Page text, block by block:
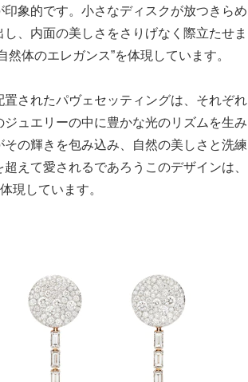
象的です。小さなディスクが放つきらめ
、内面の美しさをさりげなく際立たせま
体のエレガンス”を体現しています。
されたパヴェセッティングは、それぞれ
ュエリーの中に豊かな光のリズムを生み
の輝きを包み込み、自然の美しさと洗練
えて愛されるであろうこのデザインは、
現しています。